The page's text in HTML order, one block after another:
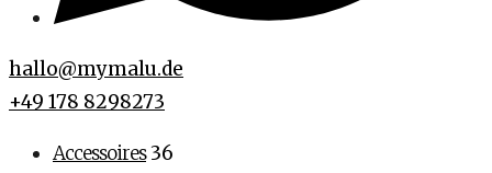
hallo@mymalu.de
+49 178 8298273
Accessoires36